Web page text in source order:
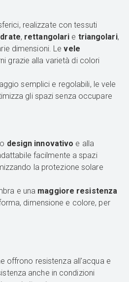
realizzate con tessuti
, rettangolari e triangolari,
dimensioni. Levele
grazie alla varietà di colori
semplici e regolabili, le vele
gli spazi senza occupare
design innovativo e alla
facilmente a spazi
la protezione solare
e una maggiore resistenza
dimensione e colore, per
offrono resistenza all'acqua e
anche in condizioni